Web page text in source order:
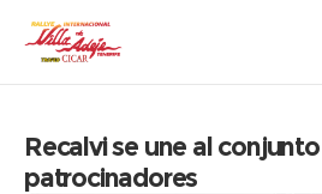
Recalvi se une al
patrocinadores